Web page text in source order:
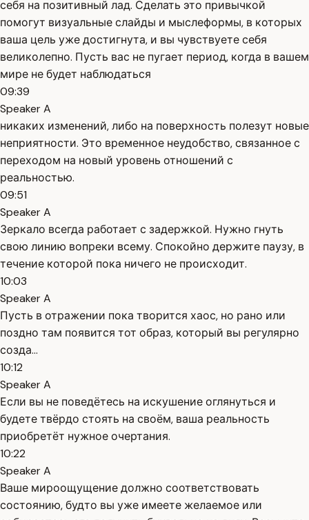
себя на позитивный лад. Сделать это привычкой
помогут визуальные слайды и мыслеформы, в которых
ваша цель уже достигнута, и вы чувствуете себя
великолепно. Пусть вас не пугает период, когда в вашем
мире не будет наблюдаться
09:39
Speaker A
никаких изменений, либо на поверхность полезут новые
неприятности. Это временное неудобство, связанное с
переходом на новый уровень отношений с
реальностью.
09:51
Speaker A
Зеркало всегда работает с задержкой. Нужно гнуть
свою линию вопреки всему. Спокойно держите паузу, в
течение которой пока ничего не происходит.
10:03
Speaker A
Пусть в отражении пока творится хаос, но рано или
поздно там появится тот образ, который вы регулярно
созда...
10:12
Speaker A
Если вы не поведётесь на искушение оглянуться и
будете твёрдо стоять на своём, ваша реальность
приобретёт нужное очертания.
10:22
Speaker A
Ваше мироощущение должно соответствовать
состоянию, будто вы уже имеете желаемое или